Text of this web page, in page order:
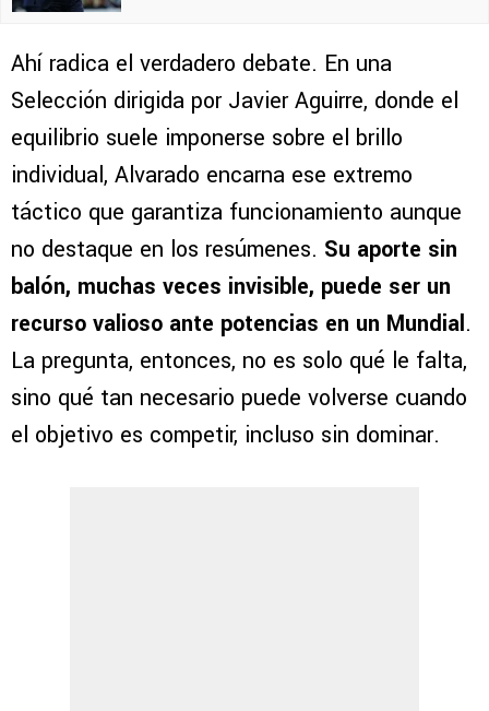
Ahí radica el verdadero debate. En una
Selección dirigida por Javier Aguirre, donde el
equilibrio suele imponerse sobre el brillo
individual, Alvarado encarna ese extremo
táctico que garantiza funcionamiento aunque
no destaque en los resúmenes. Su aporte sin
balón, muchas veces invisible, puede ser un
recurso valioso ante potencias en un Mundial.
La pregunta, entonces, no es solo qué le falta,
sino qué tan necesario puede volverse cuando
el objetivo es competir, incluso sin dominar.